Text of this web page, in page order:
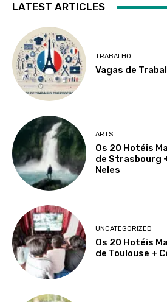
LATEST ARTICLES
TRABALHO
Vagas de
ARTS
Os 20 Hotéis
de Strasbourg
Neles
UNCATEGORIZED
Os 20 Hotéis
de Toulouse +